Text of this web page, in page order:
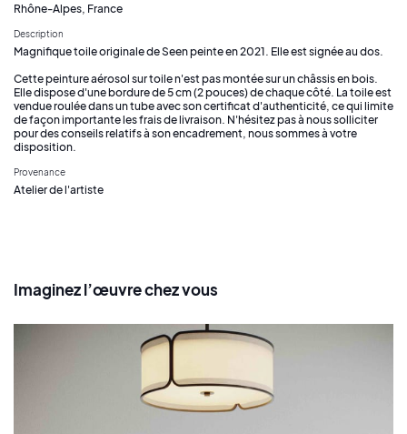
Rhône-Alpes, France
Description
Magnifique toile originale de Seen peinte en 2021. Elle est signée au dos.
Cette peinture aérosol sur toile n'est pas montée sur un châssis en bois.
Elle dispose d'une bordure de 5 cm (2 pouces) de chaque côté. La toile est
vendue roulée dans un tube avec son certificat d'authenticité, ce qui limite
de façon importante les frais de livraison. N'hésitez pas à nous solliciter
pour des conseils relatifs à son encadrement, nous sommes à votre
disposition.
Provenance
Atelier de l'artiste
Imaginez l’œuvre chez vous